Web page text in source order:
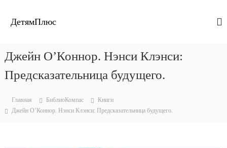
ДетямПлюс
Джейн О’Коннор. Нэнси Клэнси:
Предсказательница будущего.
Главная БиблиоКомпас
Книги
Джейн О’Коннор. Нэнси Клэнси: Предсказательница будущего.